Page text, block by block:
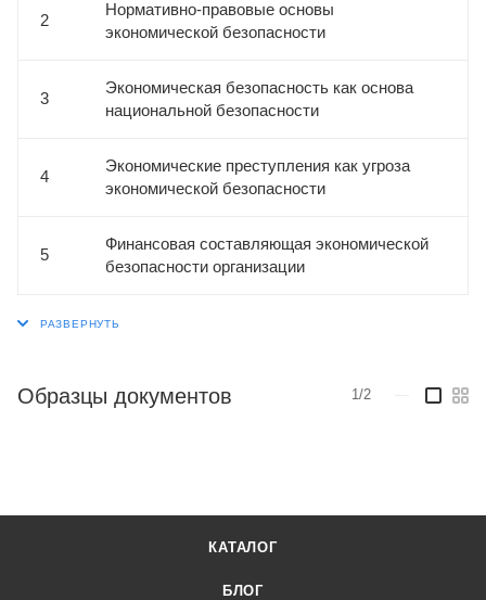
2
Нормативно-правовые основы
экономической безопасности
3
Экономическая безопасность как основа
национальной безопасности
4
Экономические преступления как угроза
экономической безопасности
5
Финансовая составляющая экономической
безопасности организации
Образцы документов 1/2
КАТАЛОГ
БЛОГ